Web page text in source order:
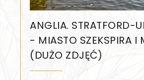
ANGLIA. STRATFORD-
- MIASTO SZEKSPIRA I
(DUŻO ZDJĘĆ)